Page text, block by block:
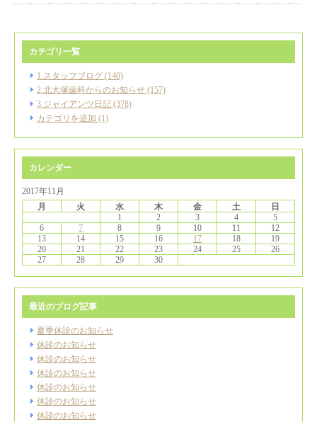
カテゴリ一覧
1.スタッフブログ (140)
2.北大塚歯科からのお知らせ (157)
3.ジャイアンツ日記 (378)
カテゴリを追加 (1)
カレンダー
2017年11月
月
火 水 木 金 土
日
1
2 3 4
5
6
7 8 9 10 11
12
13
14 15 16 17 18
19
20
21 22 23 24 25
26
27
28 29 30
最近のブログ記事
夏季休診のお知らせ
休診のお知らせ
休診のお知らせ
休診のお知らせ
休診のお知らせ
休診のお知らせ
休診のお知らせ